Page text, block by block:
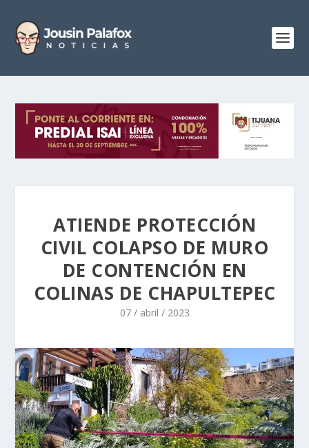
ATIENDE PROTECCIÓN
CIVIL COLAPSO DE MURO
DE CONTENCIÓN EN
COLINAS DE CHAPULTEPEC
07 / abril / 2023